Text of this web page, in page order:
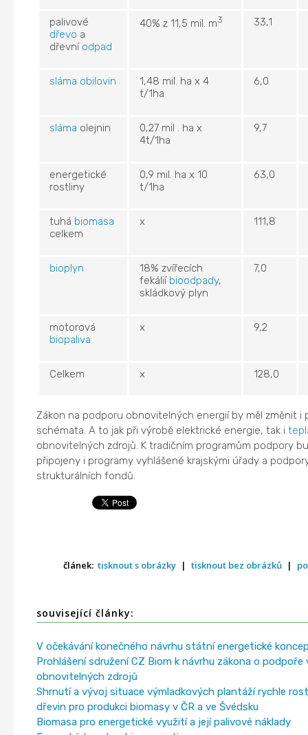
palivové
dřevo a
dřevní odpad
40% z 11,5 mil. m3 33,1
sláma obilovin
1,48 mil. ha x 4
t/1ha
6,0
sláma olejnin
0,27 mil . ha x
4t/1ha
9,7
energetické
rostliny
0,9 mil. ha x 10
t/1ha
63,0
tuhá biomasa
celkem
x 111,8
bioplyn
18% zvířecích
fekálií bioodpady,
skládkový plyn
7,0
motorová
biopaliva
x 9,2
Celkem x 128,0
Zákon na podporu obnovitelných energií by měl změnit i
schémata. A to jak při výrobě elektrické energie, tak i
obnovitelných zdrojů. K tradičním programům podpory
připojeny i programy vyhlášené krajskými úřady a
strukturálních fondů.
článek: tisknout s obrázky | tisknout bez obrázků |
související články:
V očekávání konečného návrhu státní energetické
Prohlášení sdružení CZ Biom k návrhu zákona o podpoře
obnovitelných zdrojů
Shrnutí a vývoj situace výmladkových plantáží rychle
dřevin pro produkci biomasy v ČR a ve Švédsku
Biomasa pro energetické využití a její palivové náklady